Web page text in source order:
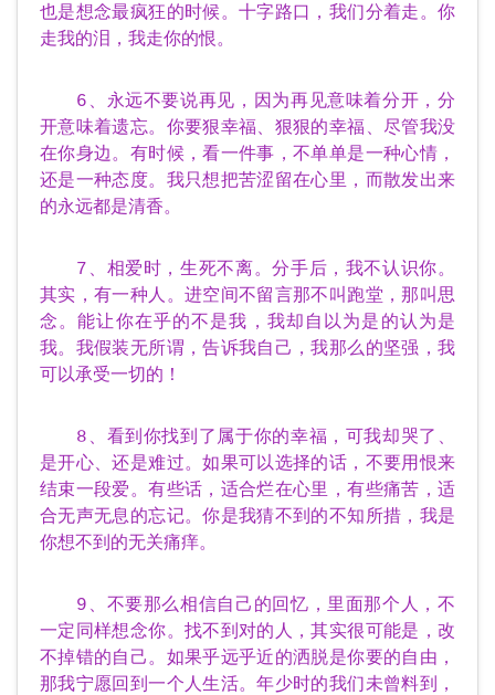
也是想念最疯狂的时候。十字路口，我们分着走。你
走我的泪，我走你的恨。
6、永远不要说再见，因为再见意味着分开，分
开意味着遗忘。你要狠幸福、狠狠的幸福、尽管我没
在你身边。有时候，看一件事，不单单是一种心情，
还是一种态度。我只想把苦涩留在心里，而散发出来
的永远都是清香。
7、相爱时，生死不离。分手后，我不认识你。
其实，有一种人。进空间不留言那不叫跑堂，那叫思
念。能让你在乎的不是我，我却自以为是的认为是
我。我假装无所谓，告诉我自己，我那么的坚强，我
可以承受一切的！
8、看到你找到了属于你的幸福，可我却哭了、
是开心、还是难过。如果可以选择的话，不要用恨来
结束一段爱。有些话，适合烂在心里，有些痛苦，适
合无声无息的忘记。你是我猜不到的不知所措，我是
你想不到的无关痛痒。
9、不要那么相信自己的回忆，里面那个人，不
一定同样想念你。找不到对的人，其实很可能是，改
不掉错的自己。如果乎远乎近的洒脱是你要的自由，
那我宁愿回到一个人生活。年少时的我们未曾料到，